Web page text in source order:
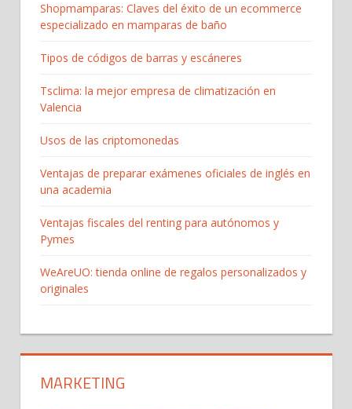
Shopmamparas: Claves del éxito de un ecommerce
especializado en mamparas de baño
Tipos de códigos de barras y escáneres
Tsclima: la mejor empresa de climatización en
Valencia
Usos de las criptomonedas
Ventajas de preparar exámenes oficiales de inglés en
una academia
Ventajas fiscales del renting para autónomos y
Pymes
WeAreUO: tienda online de regalos personalizados y
originales
MARKETING